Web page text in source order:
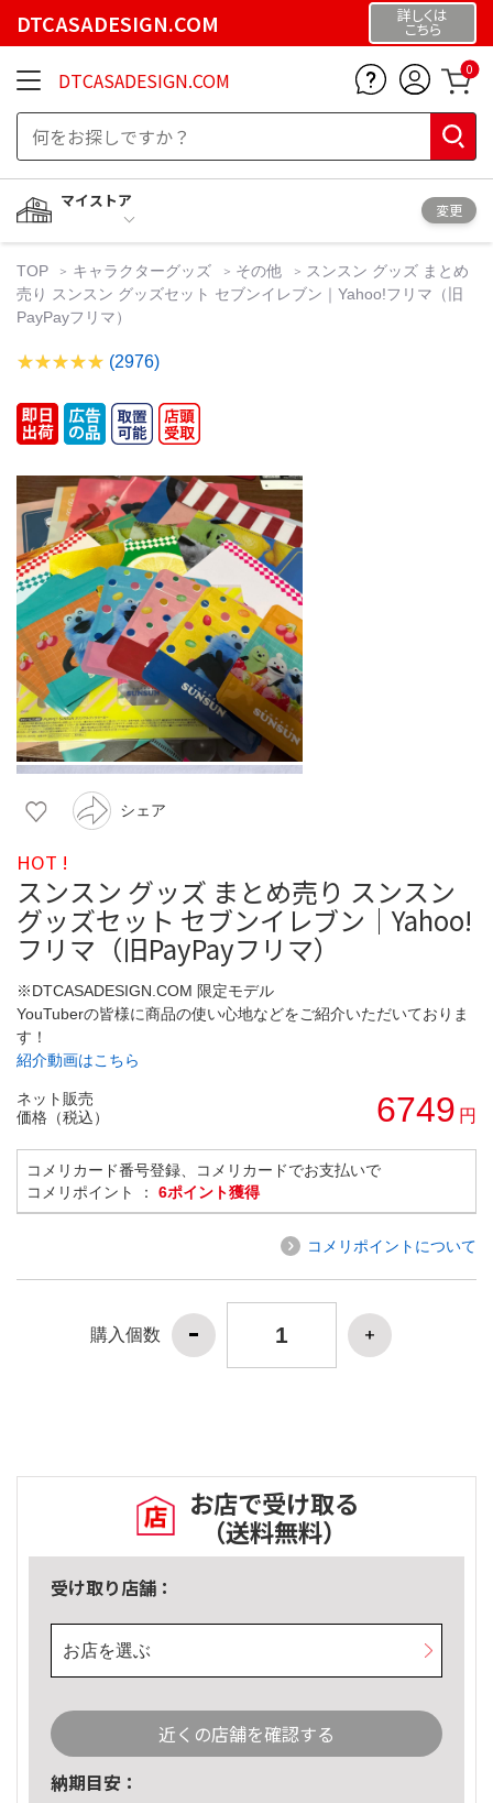
DTCASADESIGN.COM 詳しくは
こちら
DTCASADESIGN.COM 0
マイストア
変更
TOP キャラクターグッズ その他
スンスン グッズ まとめ
売り スンスン グッズセット セブンイレブン｜Yahoo!フリマ（旧
PayPayフリマ）
(2976)
シェア
HOT !
スンスン グッズ まとめ売り スンスン
グッズセット セブンイレブン｜Yahoo!
フリマ（旧PayPayフリマ）
※DTCASADESIGN.COM 限定モデル
YouTuberの皆様に商品の使い心地などをご紹介いただいておりま
す！
紹介動画はこちら
ネット販売
価格（税込）
6749 円
コメリカード番号登録、コメリカードでお支払いで
コメリポイント ： 6ポイント獲得
コメリポイントについて
購入個数
お店で受け取る
（送料無料）
受け取り店舗：
お店を選ぶ
近くの店舗を確認する
納期目安：